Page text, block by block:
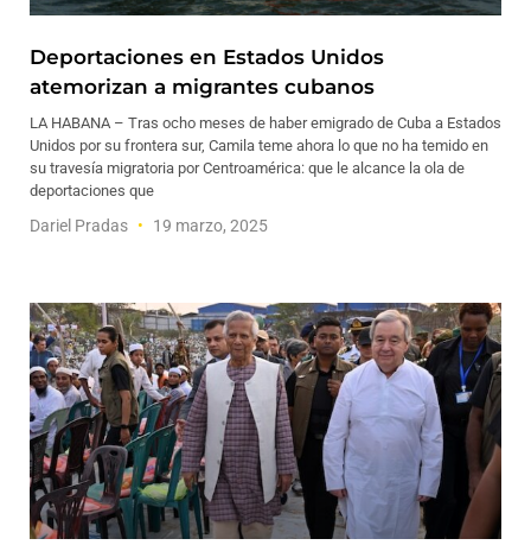
Deportaciones en Estados Unidos
atemorizan a migrantes cubanos
LA HABANA – Tras ocho meses de haber emigrado de Cuba a Estados
Unidos por su frontera sur, Camila teme ahora lo que no ha temido en
su travesía migratoria por Centroamérica: que le alcance la ola de
deportaciones que
Dariel Pradas 19 marzo, 2025